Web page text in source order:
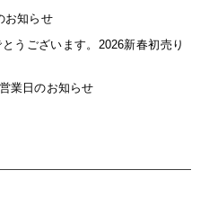
お知らせ
うございます。2026新春初売り
業日のお知らせ